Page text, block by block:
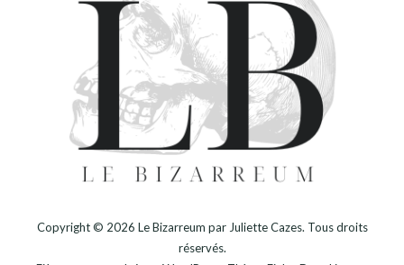
Copyright © 2026 Le Bizarreum par Juliette Cazes. Tous droits
réservés.